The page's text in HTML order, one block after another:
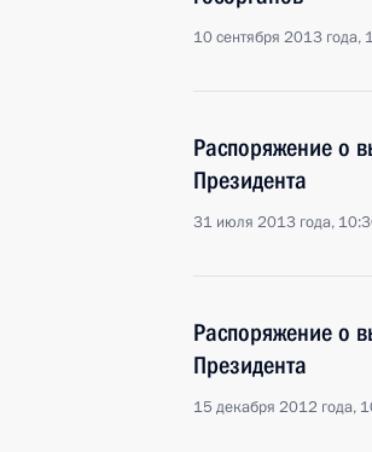
10 сентября 2013 года,
Распоряжение о
Президента
31 июля 2013 года,
Распоряжение о
Президента
15 декабря 2012 года,